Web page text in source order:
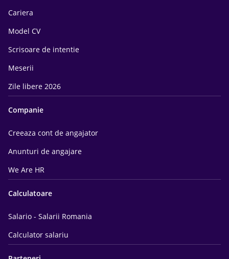
Cariera
Model CV
Scrisoare de intentie
Meserii
Zile libere 2026
Companie
Creeaza cont de angajator
Anunturi de angajare
We Are HR
Calculatoare
Salario - Salarii Romania
Calculator salariu